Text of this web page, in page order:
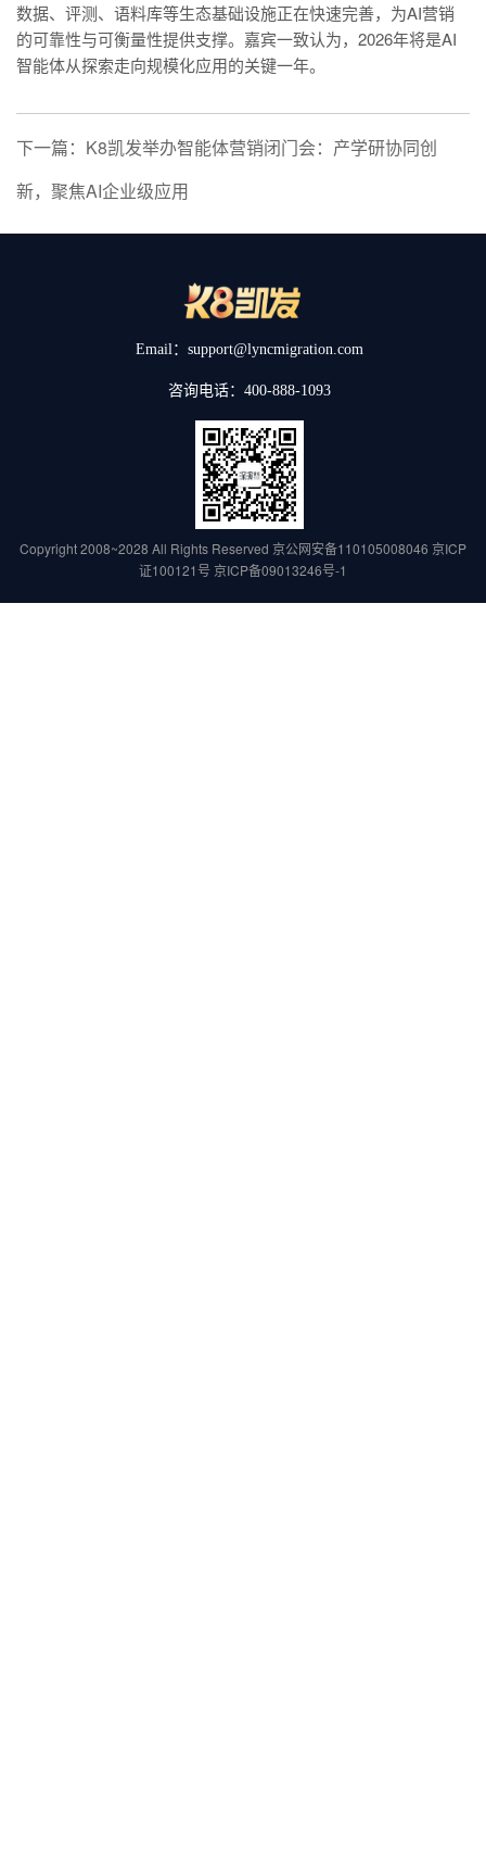
数据、评测、语料库等生态基础设施正在快速完善，为AI营销
的可靠性与可衡量性提供支撑。嘉宾一致认为，2026年将是AI
智能体从探索走向规模化应用的关键一年。
下一篇：K8凯发举办智能体营销闭门会：产学研协同创
新，聚焦AI企业级应用
Email：support@lyncmigration.com
咨询电话：400-888-1093
Copyright 2008~2028 All Rights Reserved 京公网安备110105008046 京ICP
证100121号 京ICP备09013246号-1